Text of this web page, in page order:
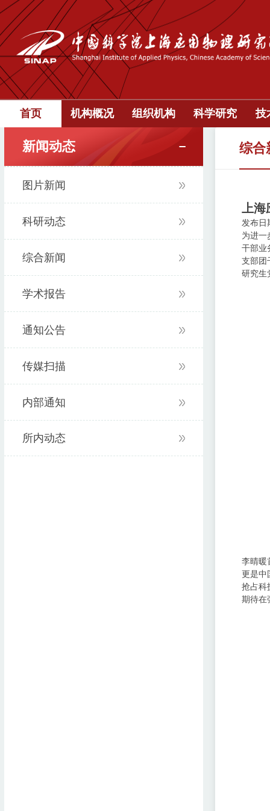
首页 机构概况 组织机构 科学研究 技
新闻动态
图片新闻
科研动态
综合新闻
学术报告
通知公告
传媒扫描
内部通知
所内动态
综合
上海
发布日
为进一
干部业
支部团
研究生
李晴暖
更是中
抢占科
期待在